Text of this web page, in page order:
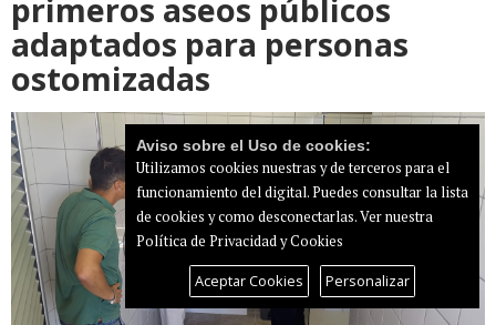
primeros aseos públicos
adaptados para personas
ostomizadas
Aviso sobre el Uso de cookies:
Utilizamos cookies nuestras y de terceros para el
funcionamiento del digital. Puedes consultar la lista
de cookies y como desconectarlas.Ver nuestra
Política de Privacidad y Cookies
Aceptar Cookies Personalizar